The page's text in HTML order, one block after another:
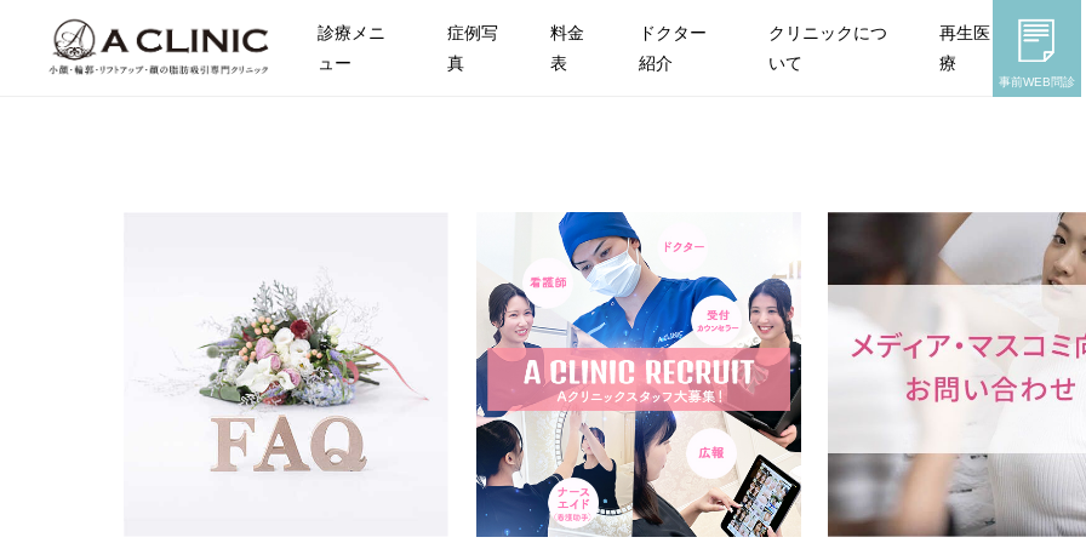
診療メニ
ュー
症例写
真
料金
表
ドクター
紹介
クリニックにつ
いて
再生医
療
事前WEB問診